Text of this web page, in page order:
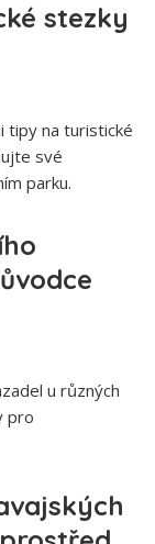
stezky
tipy na turistické
své
parku.
u různých
pro